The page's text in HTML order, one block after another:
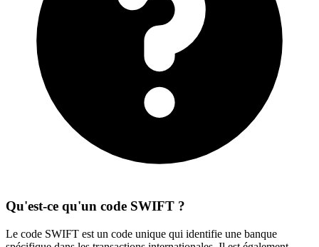
Qu'est-ce qu'un code SWIFT ?
Le code SWIFT est un code unique qui identifie une banque